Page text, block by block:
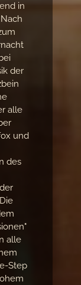
in
der
alle
und
des
alle
Step